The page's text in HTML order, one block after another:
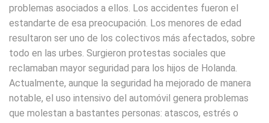
problemas asociados a ellos. Los accidentes fueron el
estandarte de esa preocupación. Los menores de edad
resultaron ser uno de los colectivos más afectados, sobre
todo en las urbes. Surgieron protestas sociales que
reclamaban mayor seguridad para los hijos de Holanda.
Actualmente, aunque la seguridad ha mejorado de manera
notable, el uso intensivo del automóvil genera problemas
que molestan a bastantes personas: atascos, estrés o